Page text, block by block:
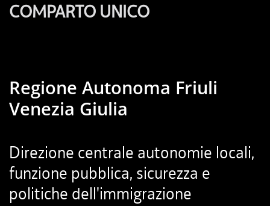
COMPARTO UNICO
Regione Autonoma Friuli
Venezia Giulia
Direzione centrale autonomie locali,
funzione pubblica, sicurezza e
politiche dell'immigrazione